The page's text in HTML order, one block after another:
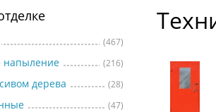
по назначению
по особенностям
(467)
напыление (216)
дерева (28)
(47)